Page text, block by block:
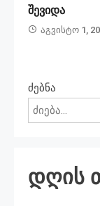
შე­ვი­და
Აგვისტო 1,
ძებნა
დღის